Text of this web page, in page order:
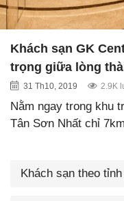
Khách sạn GK
trọng giữa lòng
31 Th10, 2019 2.9K
Nằm ngay trong khu
Tân Sơn Nhất chỉ
Khách sạn theo